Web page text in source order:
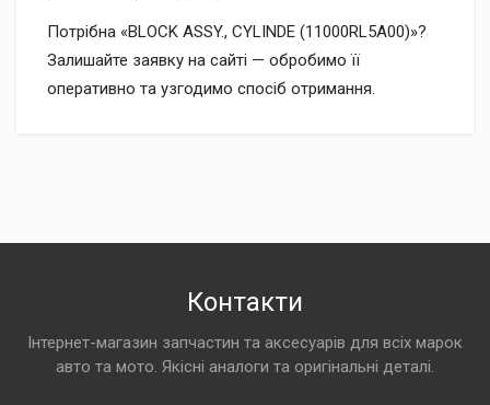
Потрібна «BLOCK ASSY., CYLINDE (11000RL5A00)»?
Залишайте заявку на сайті — обробимо її
оперативно та узгодимо спосіб отримання.
Контакти
Інтернет-магазин запчастин та аксесуарів для всіх марок
авто та мото. Якісні аналоги та оригінальні деталі.